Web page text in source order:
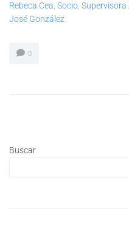
Rebeca Cea Socio Supervisora
José González
0
Buscar